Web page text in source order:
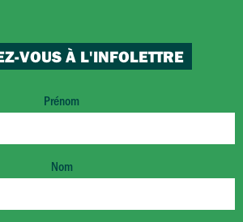
VOUS À L'INFOLETTRE
Prénom
Nom